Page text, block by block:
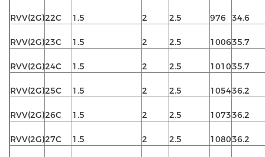
RVV(2G)22C 1.5 2 2.5 976 34.6
RVV(2G)23C 1.5 2 2.5 100635.7
RVV(2G)24C 1.5 2 2.5 101035.7
RVV(2G)25C 1.5 2 2.5 105436.2
RVV(2G)26C 1.5 2 2.5 107336.2
RVV(2G)27C 1.5 2 2.5 108036.2